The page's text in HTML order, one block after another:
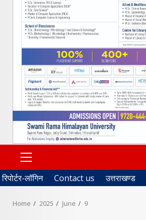
PRIMARY
MENU
रिपोर्टर-लॉगिन Contact us उत्तराखण्ड
Home 2025 June 9